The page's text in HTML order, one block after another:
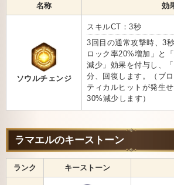
名称 効
ソウルチェンジ
スキルCT：3秒
3回目の通常攻撃時、3
ロック率20%増加」と
減少」効果を付与し、
分、回復します。（ブ
ティカルヒットが発生
30%減少します）
ラマエルのキーストーン
ランク キーストーン